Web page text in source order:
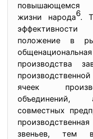
повышающемся
жизни народа6.
положение в
производства
ячеек
объединений,
совместных
звеньев, тем